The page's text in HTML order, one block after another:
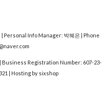
Personal Info Manager: 박혜은 | Phone
Business Registration Number: 607-23-
| Hosting by sixshop